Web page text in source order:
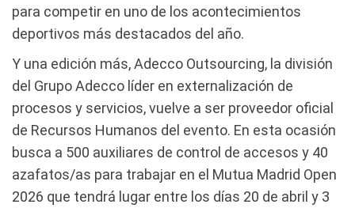
para competir en uno de los acontecimientos
deportivos más destacados del año.
Y una edición más, Adecco Outsourcing, la división
del Grupo Adecco líder en externalización de
procesos y servicios, vuelve a ser proveedor oficial
de Recursos Humanos del evento. En esta ocasión
busca a 500 auxiliares de control de accesos y 40
azafatos/as para trabajar en el Mutua Madrid Open
2026 que tendrá lugar entre los días 20 de abril y 3